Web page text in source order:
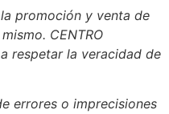
promoción y venta de
CENTRO
respetar la veracidad de
errores o imprecisiones